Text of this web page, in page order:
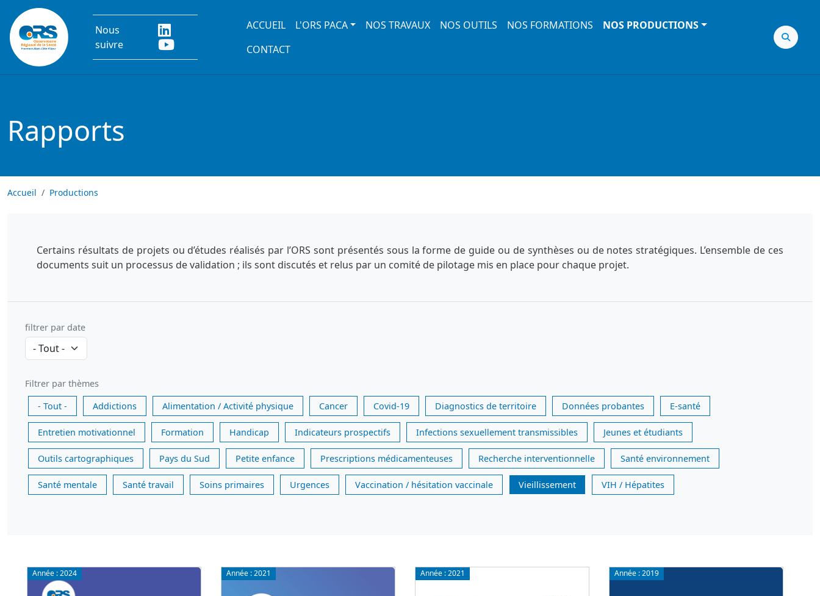
Aller au contenu principal
Nous
suivre
Main navigation
ACCUEIL L'ORS PACA NOS TRAVAUX NOS OUTILS NOS FORMATIONS
NOS PRODUCTIONS
CONTACT
Rapports
Accueil Productions
Certains résultats de projets ou d’études réalisés par l’ORS sont présentés sous la forme de guide ou de synthèses ou de notes stratégiques. L’ensemble de ces
documents suit un processus de validation ; ils sont discutés et relus par un comité de pilotage mis en place pour chaque projet.
filtrer par date
Filtrer par thèmes
- Tout -
Addictions Alimentation / Activité physique Cancer Covid-19 Diagnostics de territoire Données probantes E-santé
Entretien motivationnel Formation Handicap Indicateurs prospectifs Infections sexuellement transmissibles Jeunes et étudiants
Outils cartographiques Pays du Sud Petite enfance Prescriptions médicamenteuses Recherche interventionnelle Santé environnement
Santé mentale Santé travail Soins primaires Urgences Vaccination / hésitation vaccinale Vieillissement VIH / Hépatites
Année :2024 Année :2021 Année :2021 Année :2019